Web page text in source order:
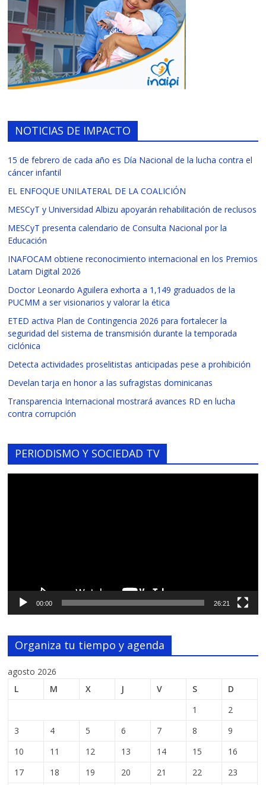
NOTICIAS DE IMPACTO
15 de febrero de cada año es Día Nacional de la lucha contra el
cáncer infantil
EL ENFOQUE UNILATERAL DE LA COALICIÓN
MESCyT y Universidad Albizu apoyarán rehabilitación de reclusos
MESCyT presenta calendario de Consulta Nacional por la
Educación
INAFOCAM obtiene reconocimiento internacional en los Premios
Latam Digital 2026
Doctor Leonardo Aguilera exhorta a 1,149 graduados de la
PUCMM a ser visionarios y valorar la ética
ETED activa Plan de Contingencia 2026 para fortalecer la
seguridad del sistema de transmisión durante la temporada
ciclónica
Detecta actividades proselitistas anticipadas pese a prohibición
Develan tarja en honor a las sufragistas dominicanas
Transparencia Internacional mostrará avances RD en lucha
contra corrupción
PERIODISMO Y SOCIEDAD TV
00:00 26:21
Organiza tu tiempo y agenda
agosto 2026
L
M X J V S
D
1
2
3
4 5 6 7 8
9
10
11 12 13 14 15
16
17
18 19 20 21 22 23